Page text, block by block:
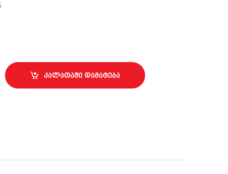
ზედაპირისთვის შავი RAL 9005 quantity
კალათაში დამატება